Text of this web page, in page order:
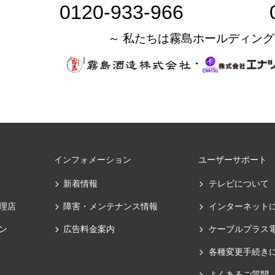
0120-933-966
～ 私たちは霧島ホールディン
・
店
インフォメーション
新着情報
障害・メンテナンス情報
広告料金案内
ユーザーサポート
テレビについて
インターネット
ケーブルプラス
各種変更手続き